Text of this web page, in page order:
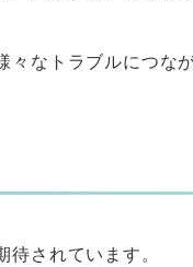
なトラブルにつ
されています。